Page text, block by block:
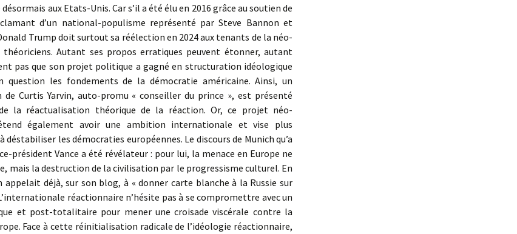
aux Etats-Unis. Car s’il a été élu en 2016 grâce au soutien de
d’un national-populisme représenté par Steve Bannon et
Trump doit surtout sa réélection en 2024 aux tenants de la néo-
Autant ses propos erratiques peuvent étonner, autant
pas que son projet politique a gagné en structuration idéologique
question les fondements de la démocratie américaine. Ainsi, un
de Curtis Yarvin, auto-promu « conseiller du prince », est présenté
la réactualisation théorique de la réaction. Or, ce projet néo-
également avoir une ambition internationale et vise plus
les démocraties européennes. Le discours de Munich qu’a
président Vance a été révélateur : pour lui, la menace en Europe ne
mais la destruction de la civilisation par le progressisme culturel. En
appelait déjà, sur son blog, à « donner carte blanche à la Russie sur
réactionnaire n’hésite pas à se compromettre avec un
et post-totalitaire pour mener une croisade viscérale contre la
Face à cette réinitialisation radicale de l’idéologie réactionnaire,